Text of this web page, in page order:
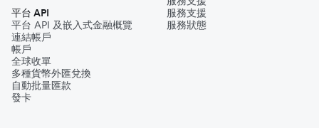
平台 API
平台 API 及嵌入式金融概覽
連結帳戶
帳戶
全球收單
多種貨幣外匯兌換
自動批量匯款
發卡
服務支援
服務狀態